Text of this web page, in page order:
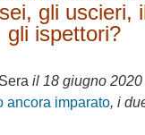
gli uscieri,
gli ispettori?
il 18 giugno 2020
ancora imparato, i